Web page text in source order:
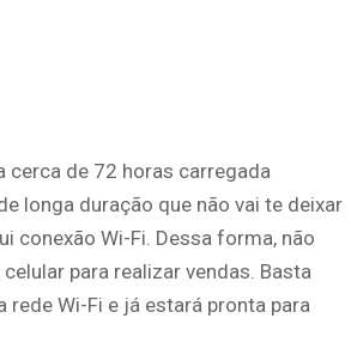
cerca de 72 horas carregada
longa duração que não vai te deixar
conexão Wi-Fi. Dessa forma, não
para realizar vendas. Basta
Wi-Fi e já estará pronta para